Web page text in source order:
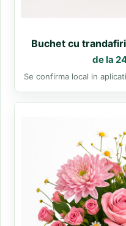
Buchet cu
de la
Se confirma local in